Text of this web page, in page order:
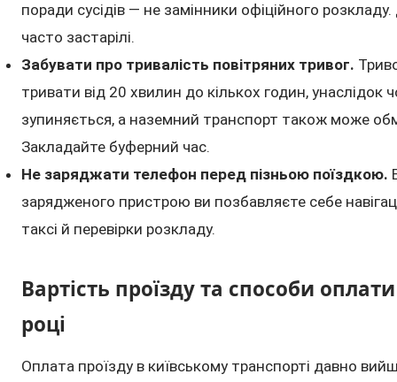
поради сусідів — не замінники офіційного
часто застарілі.
Забувати про тривалість повітряних тривог.
тривати від 20 хвилин до кількох годин, унаслідок
зупиняється, а наземний транспорт також може
Закладайте буферний час.
Не заряджати телефон перед пізньою поїздкою.
зарядженого пристрою ви позбавляєте себе
таксі й перевірки розкладу.
Вартість проїзду та способи
році
Оплата проїзду в київському транспорті давно